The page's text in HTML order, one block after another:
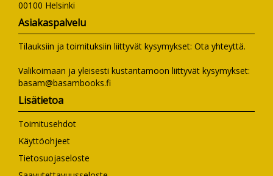
00100 Helsinki
Asiakaspalvelu
Tilauksiin ja toimituksiin liittyvät kysymykset: Ota yhteyttä.
Valikoimaan ja yleisesti kustantamoon liittyvät kysymykset:
basam@basambooks.fi
Lisätietoa
Toimitusehdot
Käyttöohjeet
Tietosuojaseloste